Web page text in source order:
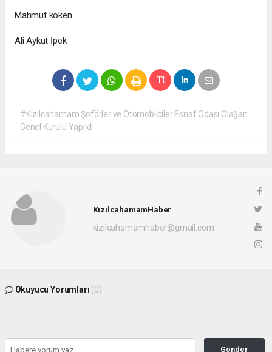
Mahmut köken
Ali Aykut İpek
#Kızılcahamam Şoförler ve Otomobilciler Esnaf Odası Olağan
Genel Kurulu Yapıldı
KızılcahamamHaber
kizilcahamamhaber@gmail.com
Okuyucu Yorumları (0)
Gönder